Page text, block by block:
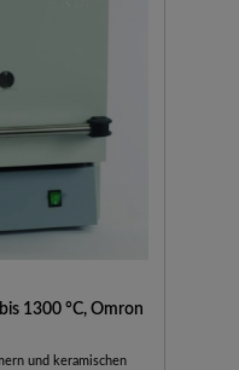
1300 °C, Omron
und keramischen